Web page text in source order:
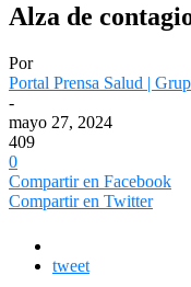
Alza de
Por
Portal Prensa Salud |
-
mayo 27, 2024
409
0
Compartir en Facebook
Compartir en Twitter
tweet